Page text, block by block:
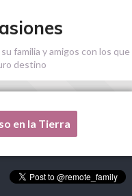
familia y amigos con los que
destino
esta lista, por favor,
en la Tierra